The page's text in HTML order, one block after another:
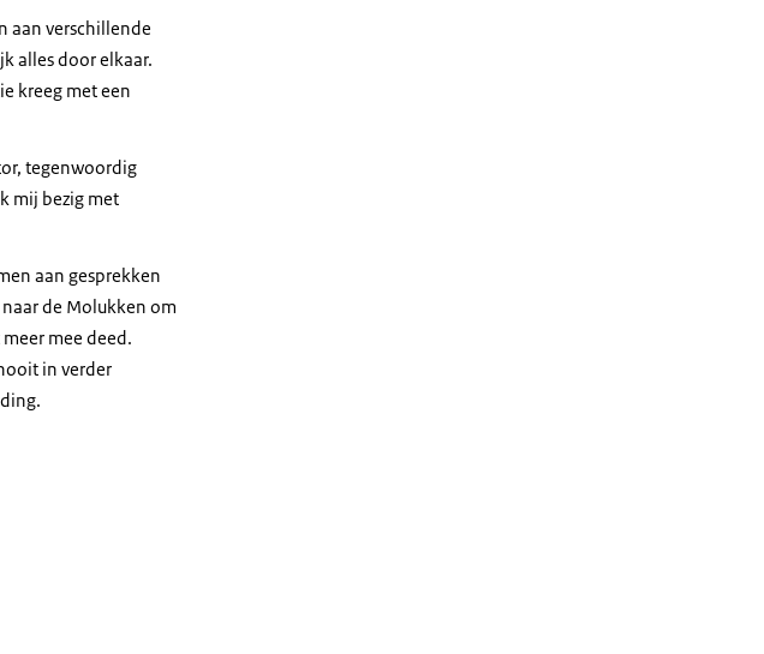
aan verschillende
alles door elkaar.
kreeg met een
tegenwoordig
mij bezig met
aan gesprekken
de Molukken om
mee deed.
in verder
staat Jill, een witte vrouw met lichtblond haar en een witte blouse. We zien haar van op de rug. Ze